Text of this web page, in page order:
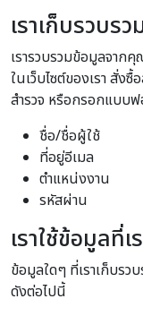
เราเก็บรวบร
เรารวบรวมข้อมูลจาก
ในเว็บไซต์ของเรา สั่ง
สำรวจ หรือกรอกแบบ
ชื่อ/ชื่อผู้ใช้
ที่อยู่อีเมล
ตำแหน่งงาน
รหัสผ่าน
เราใช้ข้อมูลที่
ข้อมูลใดๆ ที่เราเก็บรว
ดังต่อไปนี้